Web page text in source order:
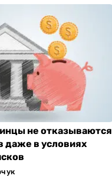
не отказываются
даже в условиях